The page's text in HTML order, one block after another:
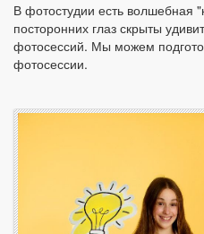
В фотостудии есть волшебная
посторонних глаз скрыты
фотосессий. Мы можем
фотосессии.